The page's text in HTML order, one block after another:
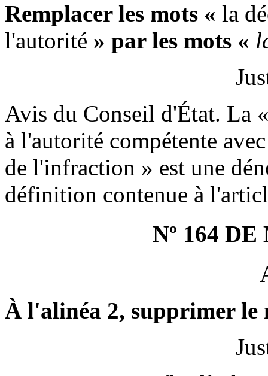
Remplacer les mots « la
l'autorité » par les mots «
Avis du Conseil d'État. La
à l'autorité compétente
de l'infraction » est une
définition contenue à
Nº 164
À l'alinéa 2, supprimer le